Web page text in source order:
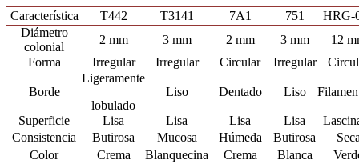
Característica T442 T3141 7A1 751
HRG-
Diámetro
colonial
2 mm 3 mm 2 mm 3 mm
12
Forma
Irregular Irregular Circular Irregular
Borde
Ligeramente
lobulado
Liso Dentado Liso
Superficie Lisa Lisa Lisa Lisa
Consistencia
Butirosa Mucosa Húmeda Butirosa
Color
Crema Blanquecina Crema Blanca